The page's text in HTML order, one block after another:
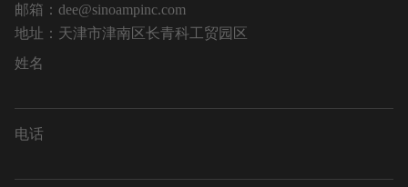
邮箱：dee@sinoampinc.com
地址：天津市津南区长青科工贸园区
姓名
电话